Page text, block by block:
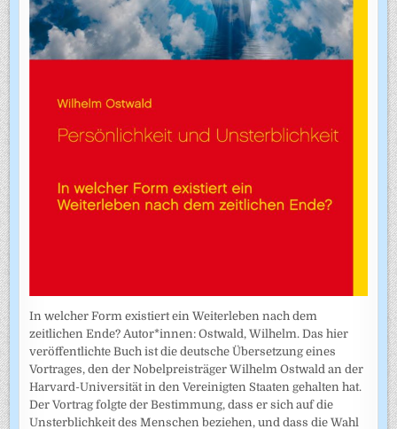
In welcher Form existiert ein Weiterleben nach dem
zeitlichen Ende? Autor*innen: Ostwald, Wilhelm. Das hier
veröffentlichte Buch ist die deutsche Übersetzung eines
Vortrages, den der Nobelpreisträger Wilhelm Ostwald an der
Harvard-Universität in den Vereinigten Staaten gehalten hat.
Der Vortrag folgte der Bestimmung, dass er sich auf die
Unsterblichkeit des Menschen beziehen, und dass die Wahl